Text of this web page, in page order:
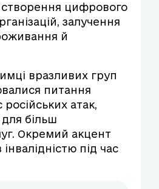
створення цифрового
залучення
й
вразливих груп
питання
атак,
більш
Окремий акцент
під час